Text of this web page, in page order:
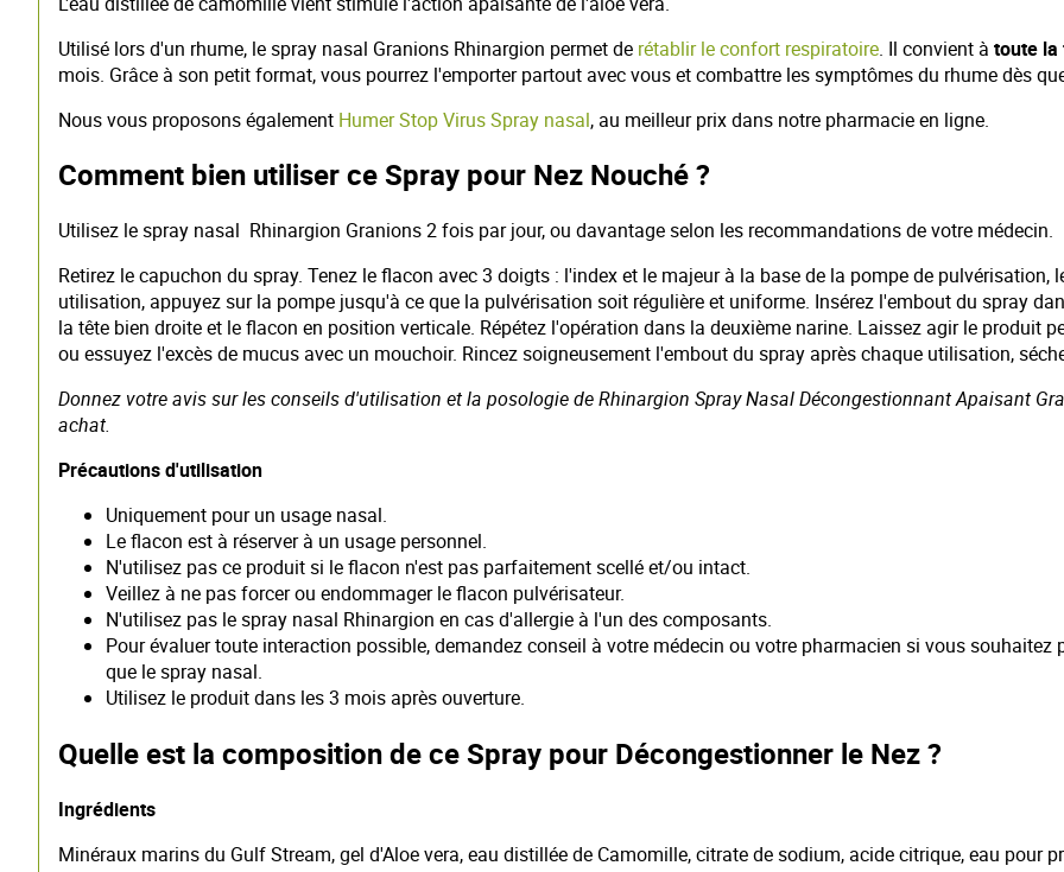
Utilisé lors d'un rhume, le spray nasal Granions Rhinargion permet de rétablir le confort respiratoire. Il convient à toute
mois. Grâce à son petit format, vous pourrez l'emporter partout avec vous et combattre les symptômes du rhume dès
Nous vous proposons également Humer Stop Virus Spray nasal, au meilleur prix dans notre pharmacie en ligne.
Comment bien utiliser ce Spray pour Nez Nouché ?
Utilisez le spray nasal Rhinargion Granions 2 fois par jour, ou davantage selon les recommandations de votre médecin.
Retirez le capuchon du spray. Tenez le flacon avec 3 doigts : l'index et le majeur à la base de la pompe de
utilisation, appuyez sur la pompe jusqu'à ce que la pulvérisation soit régulière et uniforme. Insérez l'embout du spray
la tête bien droite et le flacon en position verticale. Répétez l'opération dans la deuxième narine. Laissez agir le produit
ou essuyez l'excès de mucus avec un mouchoir. Rincez soigneusement l'embout du spray après chaque utilisation,
Donnez votre avis sur les conseils d'utilisation et la posologie de Rhinargion Spray Nasal Décongestionnant Apaisant
achat.
Précautions d'utilisation
Uniquement pour un usage nasal.
Le flacon est à réserver à un usage personnel.
N'utilisez pas ce produit si le flacon n'est pas parfaitement scellé et/ou intact.
Veillez à ne pas forcer ou endommager le flacon pulvérisateur.
N'utilisez pas le spray nasal Rhinargion en cas d'allergie à l'un des composants.
Pour évaluer toute interaction possible, demandez conseil à votre médecin ou votre pharmacien si vous
que le spray nasal.
Utilisez le produit dans les 3 mois après ouverture.
Quelle est la composition de ce Spray pour Décongestionner le Nez ?
Ingrédients
Minéraux marins du Gulf Stream, gel d'Aloe vera, eau distillée de Camomille, citrate de sodium, acide citrique, eau pour